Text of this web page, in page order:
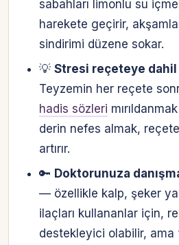
sabahları limonlu su
harekete geçirir,
sindirimi düzene sokar.
💡 Stresi reçeteye dahil
Teyzemin her reçete
hadis sözleri
derin nefes almak,
artırır.
🔑 Doktorunuza
— özellikle kalp, şeker
ilaçları kullananlar için,
destekleyici olabilir, ama